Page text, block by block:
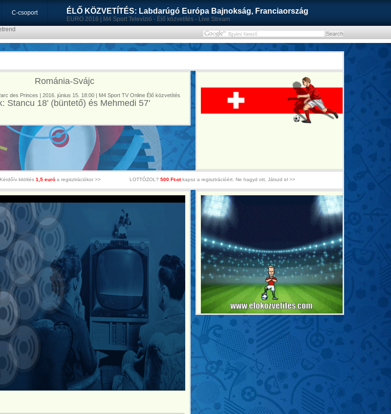
C-csoport ÉLŐ KÖZVETÍTÉS: Labdarúgó Európa Bajnokság, Franciaország
EURO 2016 | M4 Sport Televízió - Élő közvetítés - Live Stream
Románia-Svájc
des Princes | 2016. június 15. 18:00 | M4 Sport TV Online Élő közvetítés
Stancu 18' (büntető) és Mehmedi 57'
Kérdőív kitöltés 1,5 euró a regisztrációkor >> LOTTÓZOL? 500 Ft-otkapsz a regisztrációért. Ne hagyd ott, Játszd el >>